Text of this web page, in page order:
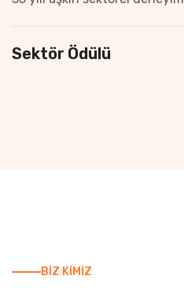
Sektör Ödülü
BİZ KİMİZ